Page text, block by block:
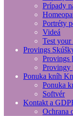
Prípady
Portréty
Videá
Test your
Provings
Provings
Provingy
Ponuka kníh
Ponuka
Softvér
Kontakt a
Ochrana